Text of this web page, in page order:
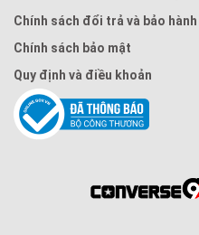
Chính sách đổi trả và bảo hành
Chính sách bảo mật
Quy định và điều khoản